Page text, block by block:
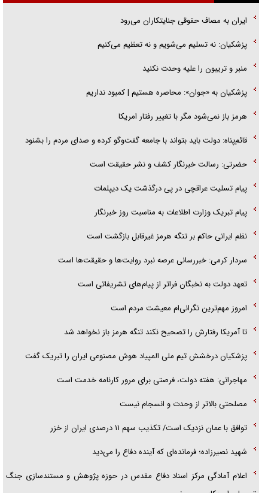
آیا مقاومت فلسطین خلع‌سلاح می‌شود؟
ایران به مصاف حقوقی جنایتکاران می‌رود
پزشکیان: نه تسلیم می‌شویم و نه تعظیم می‌کنیم
منبر و تریبون را علیه وحدت نکنید
پزشکیان به «جوان»: محاصره هستیم | کمبود نداریم
هرمز باز نمی‌شود مگر با تغییر رفتار امریکا
قائم‌پناه: دولت باید بتواند با جامعه گفت‌و‌گو کرده و صدای مردم را بشنود
حضرتی: رسالت خبرنگار کشف و نشر حقیقت است
پیام تسلیت عراقچی در پی درگذشت یک دیپلمات
پیام تبریک وزارت اطلاعات به مناسبت روز خبرنگار
نظم ایرانی حاکم بر تنگه هرمز غیرقابل بازگشت است
سردار کرمی: خبررسانی عرصه نبرد روایت‌ها و حقیقت‌ها است
تعهد دولت به نخبگان فراتر از پیام‎‌های تشریفاتی است
امروز مهم‌ترین نگرانی‌ام معیشت مردم است
تا آمریکا رفتارش را تصحیح نکند تنگه هرمز باز نخواهد شد
پزشکیان درخشش تیم ملی المپیاد هوش مصنوعی ایران را تبریک گفت
مهاجرانی: هفته دولت، فرصتی برای مرور کارنامه خدمت است
مصلحتی بالاتر از وحدت و انسجام نیست
توافق با عمان نزدیک است/ تکذیب سهم ۱۱ درصدی ایران از خزر
شهید نصیرزاده؛ فرمانده‌ای که آینده دفاع را می‌دید
اعلام آمادگی مرکز اسناد دفاع مقدس در حوزه پژوهش و مستندسازی جنگ